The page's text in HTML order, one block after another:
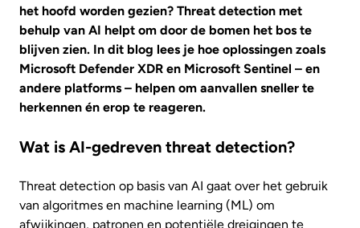
het hoofd worden gezien? Threat detection met
behulp van AI helpt om door de bomen het bos te
blijven zien. In dit blog lees je hoe oplossingen zoals
Microsoft Defender XDR en Microsoft Sentinel – en
andere platforms – helpen om aanvallen sneller te
herkennen én erop te reageren.
Wat is AI-gedreven threat detection?
Threat detection op basis van AI gaat over het gebruik
van algoritmes en machine learning (ML) om
afwijkingen, patronen en potentiële dreigingen te